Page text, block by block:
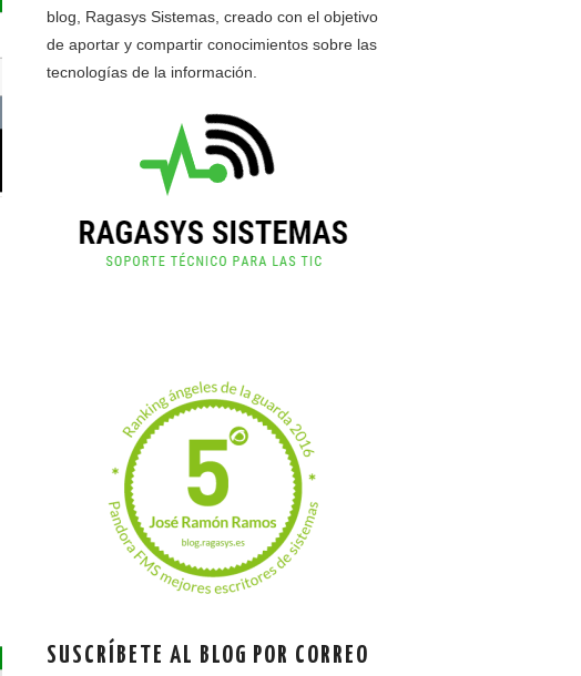
blog, Ragasys Sistemas, creado con el objetivo
de aportar y compartir conocimientos sobre las
tecnologías de la información.
SUSCRÍBETE AL BLOG POR CORREO